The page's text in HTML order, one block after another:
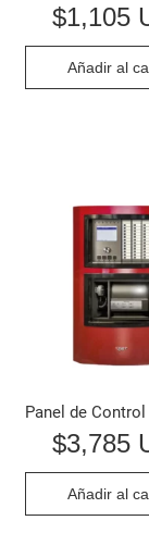
$1,105
Añadir al
Panel de Control
$3,785
Añadir al